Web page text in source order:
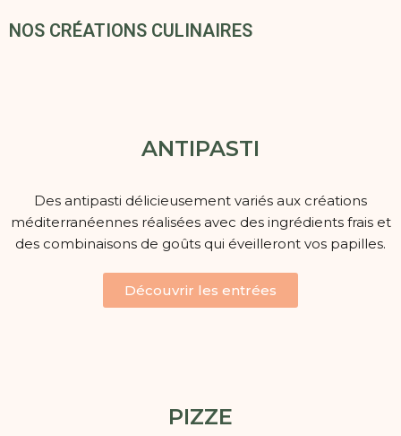
NOS CRÉATIONS CULINAIRES
ANTIPASTI
Des antipasti délicieusement variés aux créations
méditerranéennes réalisées avec des ingrédients frais et
des combinaisons de goûts qui éveilleront vos papilles.
Découvrir les entrées
PIZZE